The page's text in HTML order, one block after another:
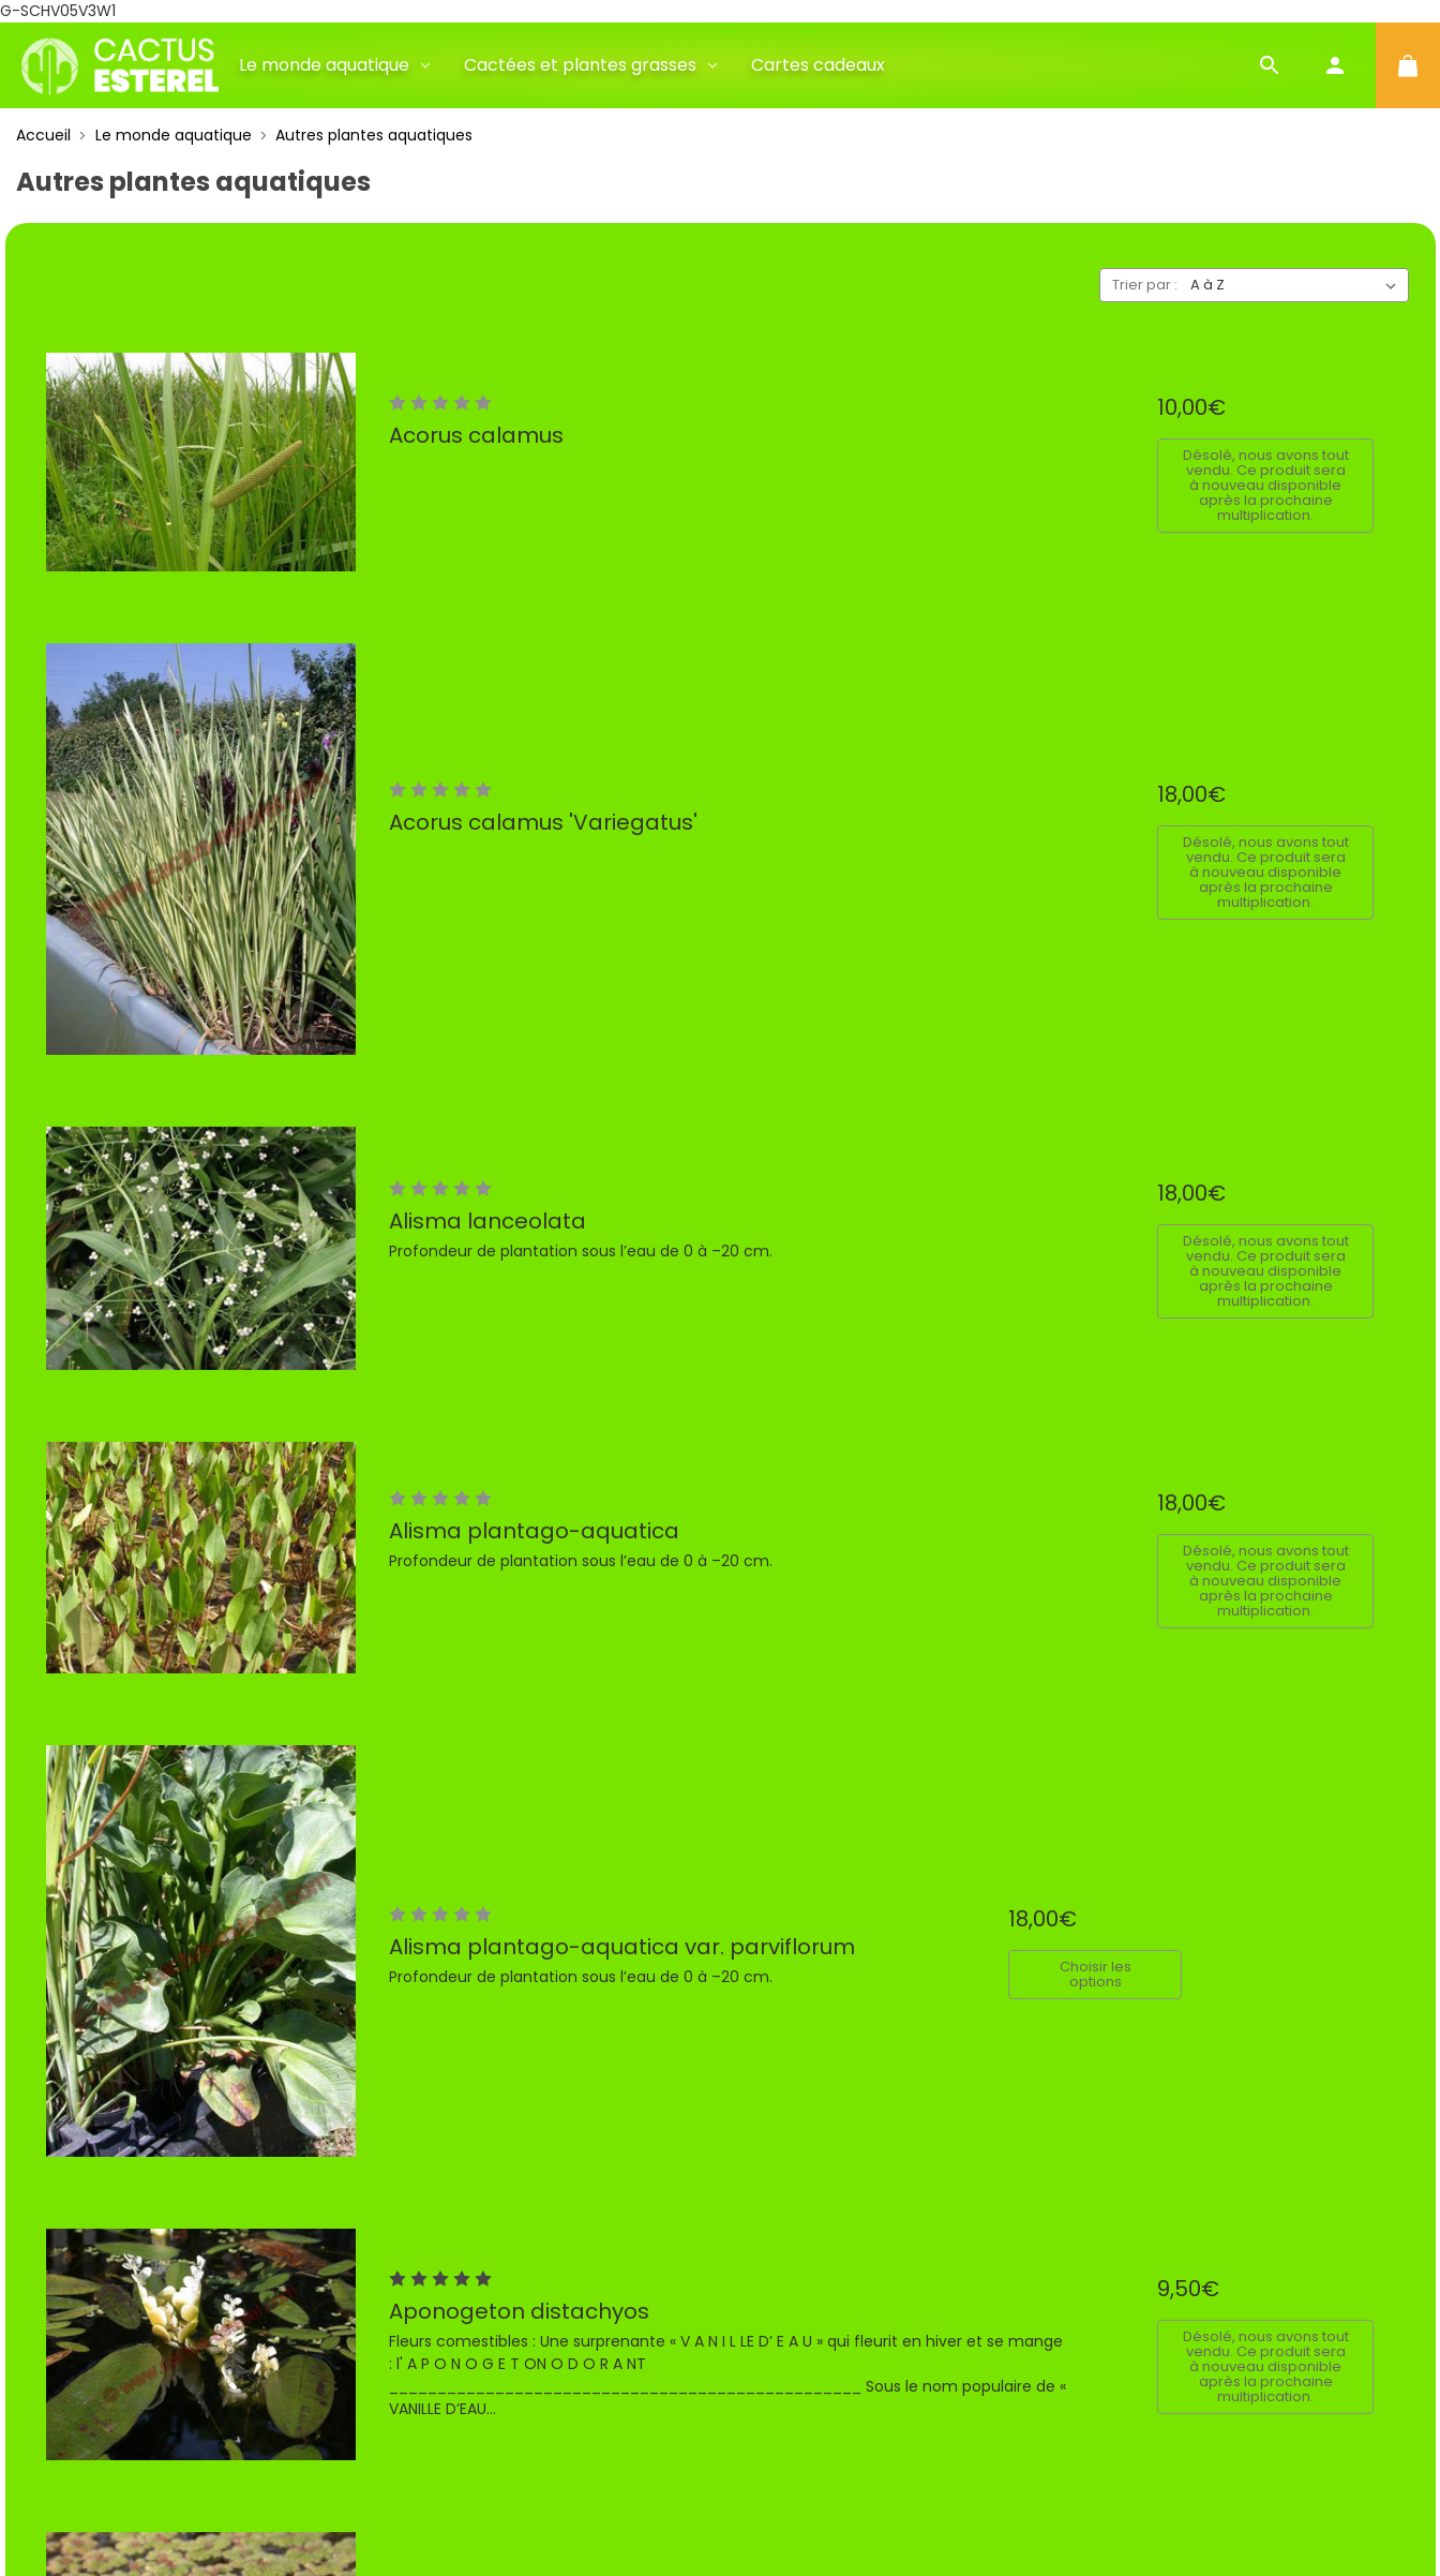
G-SCHV05V3W1
Le monde aquatique Cactées et plantes grasses Cartes cadeaux
Accueil Le monde aquatique Autres plantes aquatiques
Autres plantes aquatiques
Trier par :
Acorus calamus
10,00€
Désolé, nous avons tout
vendu. Ce produit sera
à nouveau disponible
après la prochaine
multiplication.
Acorus calamus 'Variegatus'
18,00€
Désolé, nous avons tout
vendu. Ce produit sera
à nouveau disponible
après la prochaine
multiplication.
Alisma lanceolata
Profondeur de plantation sous l’eau de 0 à –20 cm.
18,00€
Désolé, nous avons tout
vendu. Ce produit sera
à nouveau disponible
après la prochaine
multiplication.
Alisma plantago-aquatica
Profondeur de plantation sous l’eau de 0 à –20 cm.
18,00€
Désolé, nous avons tout
vendu. Ce produit sera
à nouveau disponible
après la prochaine
multiplication.
Alisma plantago-aquatica var. parviflorum
Profondeur de plantation sous l’eau de 0 à –20 cm.
18,00€
Choisir les
options
Aponogeton distachyos
Fleurs comestibles : Une surprenante « V A N I L LE D’ E A U » qui fleurit en hiver et se mange
: l' A P O N O G E T ON O D O R A NT
_________________________________________________ Sous le nom populaire de «
VANILLE D’EAU...
9,50€
Désolé, nous avons tout
vendu. Ce produit sera
à nouveau disponible
après la prochaine
multiplication.